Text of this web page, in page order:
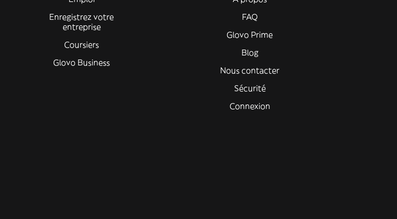
Enregistrez votre
entreprise
Coursiers
Glovo Business
FAQ
Glovo Prime
Blog
Nous contacter
Sécurité
Connexion